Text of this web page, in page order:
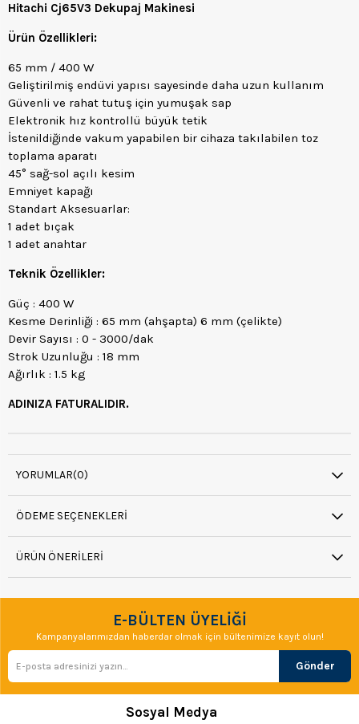
Hitachi Cj65V3 Dekupaj Makinesi
Ürün Özellikleri:
65 mm / 400 W
Geliştirilmiş endüvi yapısı sayesinde daha uzun kullanım
Güvenli ve rahat tutuş için yumuşak sap
Elektronik hız kontrollü büyük tetik
İstenildiğinde vakum yapabilen bir cihaza takılabilen toz
toplama aparatı
45° sağ-sol açılı kesim
Emniyet kapağı
Standart Aksesuarlar:
1 adet bıçak
1 adet anahtar
Teknik Özellikler:
Güç : 400 W
Kesme Derinliği : 65 mm (ahşapta) 6 mm (çelikte)
Devir Sayısı : 0 - 3000/dak
Strok Uzunluğu : 18 mm
Ağırlık : 1.5 kg
ADINIZA FATURALIDIR.
YORUMLAR(0)
ÖDEME SEÇENEKLERI
ÜRÜN ÖNERILERI
E-BÜLTEN ÜYELİĞİ
Kampanyalarımızdan haberdar olmak için bültenimize kayıt olun!
Gönder
Sosyal Medya